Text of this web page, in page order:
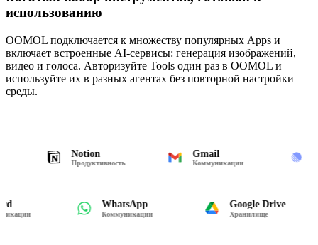
использованию
OOMOL подключается к множеству популярных Apps и
включает встроенные AI-сервисы: генерация изображений,
видео и голоса. Авторизуйте Tools один раз в OOMOL и
используйте их в разных агентах без повторной настройки
среды.
Notion
Продуктивность
Gmail
Коммуникации
WhatsApp
Коммуникации
Google Drive
Хранилище